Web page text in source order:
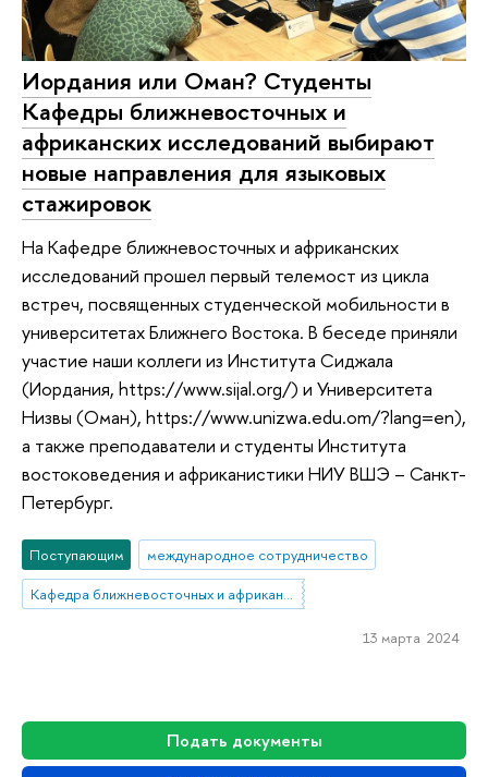
Подать документы
Иордания или Оман? Студенты
Кафедры ближневосточных и
африканских исследований выбирают
новые направления для языковых
стажировок
На Кафедре ближневосточных и африканских
исследований прошел первый телемост из цикла
встреч, посвященных студенческой мобильности в
университетах Ближнего Востока. В беседе приняли
участие наши коллеги из Института Сиджала
(Иордания, https://www.sijal.org/) и Университета
Низвы (Оман), https://www.unizwa.edu.om/?lang=en),
а также преподаватели и студенты Института
востоковедения и африканистики НИУ ВШЭ – Санкт-
Петербург.
Поступающим
международное сотрудничество
Кафедра ближневосточных и африканских исследований
13 марта 2024